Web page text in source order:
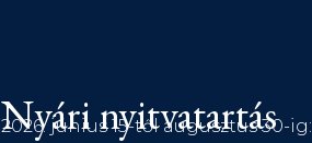
Nyári nyitvatartás
2026. június 15-től augusztus 30-ig: